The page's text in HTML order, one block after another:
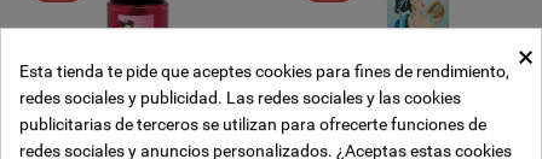
Añadir a la lista de deseos
((modalTitle))
Crear lista de deseos
Iniciar sesión
×
Esta tienda te pide que aceptes cookies para fines de rendimiento,
redes sociales y publicidad. Las redes sociales y las cookies
publicitarias de terceros se utilizan para ofrecerte funciones de
redes sociales y anuncios personalizados. ¿Aceptas estas cookies